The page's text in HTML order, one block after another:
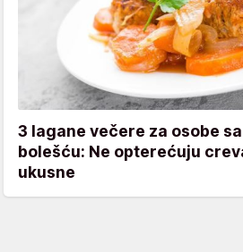
3 lagane večere za osobe
bolešću: Ne opterećuju
ukusne